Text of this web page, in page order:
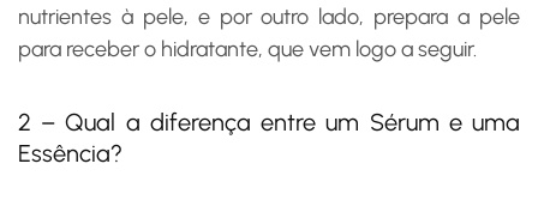
nutrientes à pele, e por outro lado, prepara a pele
para receber o hidratante, que vem logo a seguir.
2 – Qual a diferença entre um Sérum e uma
Essência?